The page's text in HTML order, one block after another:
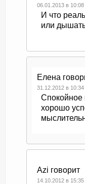
06.01.2013 в 10:08
И что
или
Елена
31.12.2012 в 10:34
Спокойное
хорошо
Azi говорит
14.10.2012 в 15:35